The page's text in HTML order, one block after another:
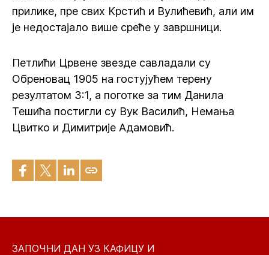
прилике, пре свих Крстић и Вулићевић, али им
је недостајало више среће у завршници.
Петлићи Црвене звезде савладали су
Обреновац 1905 на гостујућем терену
резултатом 3:1, а поготке за тим Данила
Тешића постигли су Вук Василић, Немања
Цвитко и Димитрије Адамовић.
ЗАПОЧНИ ДАН УЗ КАФИЦУ И